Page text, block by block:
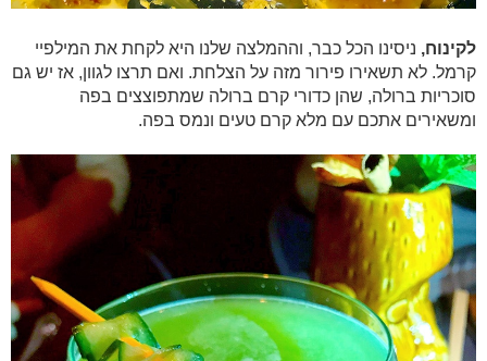
לקינוח, ניסינו הכל כבר, וההמלצה שלנו היא לקחת את המילפיי
קרמל. לא תשאירו פירור מזה על הצלחת. ואם תרצו לגוון, אז יש גם
סוכריות ברולה, שהן כדורי קרם ברולה שמתפוצצים בפה
ומשאירים אתכם עם מלא קרם טעים ונמס בפה.